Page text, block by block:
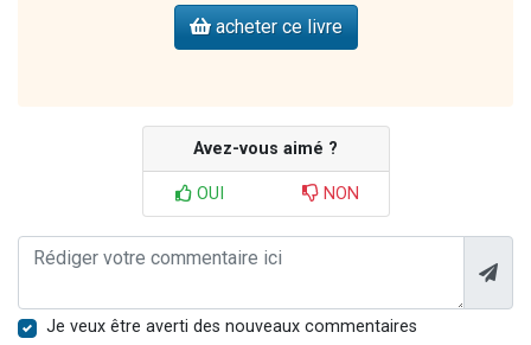
acheter ce livre
Avez-vous aimé ?
OUI NON
Je veux être averti des nouveaux commentaires